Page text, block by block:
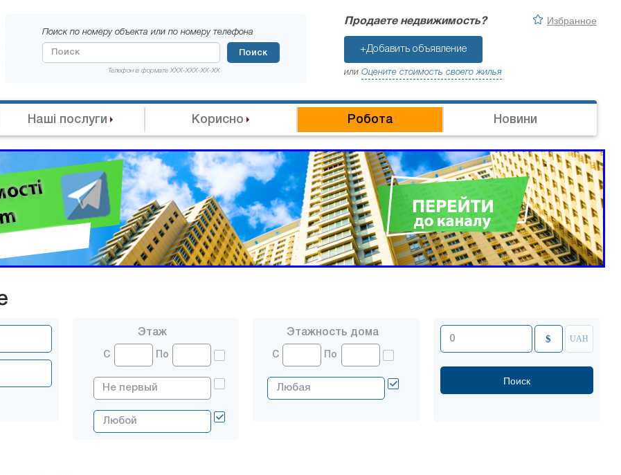
Поиск по номеру объекта или по номеру телефона
Телефон в формате XXX-XXX-XX-XX
Поиск
Продаете недвижимость?
+Добавить объявление
или Оцените стоимость своего жилья
Избранное
Наші послуги Корисно Робота Новини
Этаж
С По
Этажность дома
С По
$ UAH